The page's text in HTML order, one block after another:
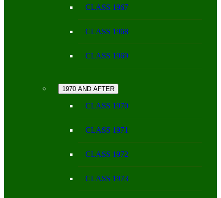
CLASS 1967
CLASS 1968
CLASS 1969
1970 AND AFTER
CLASS 1970
CLASS 1971
CLASS 1972
CLASS 1973